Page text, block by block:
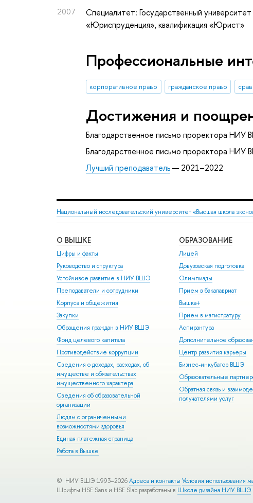
2007
Специалитет: Государственный
«Юриспруденция», квалификация «Юрист»
Профессиональные
корпоративное право гражданское право
Достижения и
Благодарственное письмо проректора
Благодарственное письмо проректора
Лучший преподаватель— 2021–2022
Национальный исследовательский университет «Высшая школа
О ВЫШКЕ
Цифры и факты
Руководство и структура
Устойчивое развитие в НИУ ВШЭ
Преподаватели и сотрудники
Корпуса и общежития
Закупки
Обращения граждан в НИУ ВШЭ
Фонд целевого капитала
Противодействие коррупции
Сведения о доходах, расходах, об
имуществе и обязательствах
имущественного характера
Сведения об образовательной
организации
Людям с ограниченными
возможностями здоровья
Единая платежная страница
Работа в Вышке
ОБРАЗОВАНИЕ
Лицей
Довузовская подготовка
Олимпиады
Прием в бакалавриат
Вышка+
Прием в магистратуру
Аспирантура
Дополнительное
Центр развития карьеры
Бизнес-инкубатор ВШЭ
Образовательные
Обратная связь и
получателями услуг
© НИУ ВШЭ 1993–2026Адреса и контакты Условия использования
Шрифты HSE Sans и HSE Slab разработаны в Школе дизайна НИУ ВШЭ